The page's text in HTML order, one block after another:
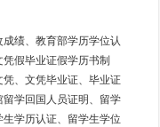
绩、教育部学历学位认
假毕业证假学历书制
、文凭毕业证、毕业证
学回国人员证明、留学
学历认证、留学生学位